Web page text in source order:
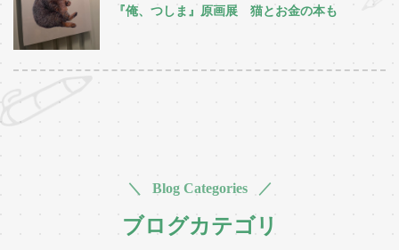
『俺、つしま』原画展 猫とお金の本も
＼ Blog Categories ／
ブログカテゴリ